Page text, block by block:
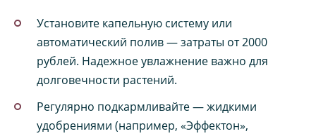
Установите капельную систему или
автоматический полив — затраты от 2000
рублей. Надежное увлажнение важно для
долговечности растений.
Регулярно подкармливайте — жидкими
удобрениями (например, «Эффектон»,